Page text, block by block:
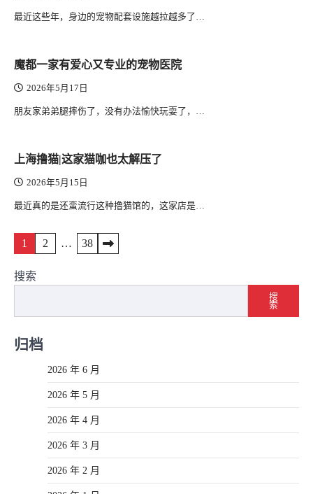
最近这些年，身边的宠物配套设施越拉越多了…
魔都一家有爱心又专业的宠物医院
2026年5月17日
朋友家弟弟腿摔伤了，没有办法愉快玩耍了，…
上海撸猫|这家猫咖也太解压了
2026年5月15日
最近真的是还蛮流行这种撸猫馆的，这家店是…
文
导
1 2 … 38
搜索
搜
索
归档
2026 年 6 月
2026 年 5 月
2026 年 4 月
2026 年 3 月
2026 年 2 月